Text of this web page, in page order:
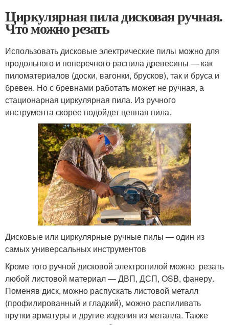
Циркулярная пила дисковая ручная.
Что можно резать
Использовать дисковые электрические пилы можно для
продольного и поперечного распила древесины — как
пиломатериалов (доски, вагонки, брусков), так и бруса и
бревен. Но с бревнами работать может не ручная, а
стационарная циркулярная пила. Из ручного
инструмента скорее подойдет цепная пила.
Дисковые или циркулярные ручные пилы — один из
самых универсальных инструментов
Кроме того ручной дисковой электропилой можно резать
любой листовой материал — ДВП, ДСП, OSB, фанеру.
Поменяв диск, можно распускать листовой металл
(профилированный и гладкий), можно распиливать
прутки арматуры и другие изделия из металла. Также